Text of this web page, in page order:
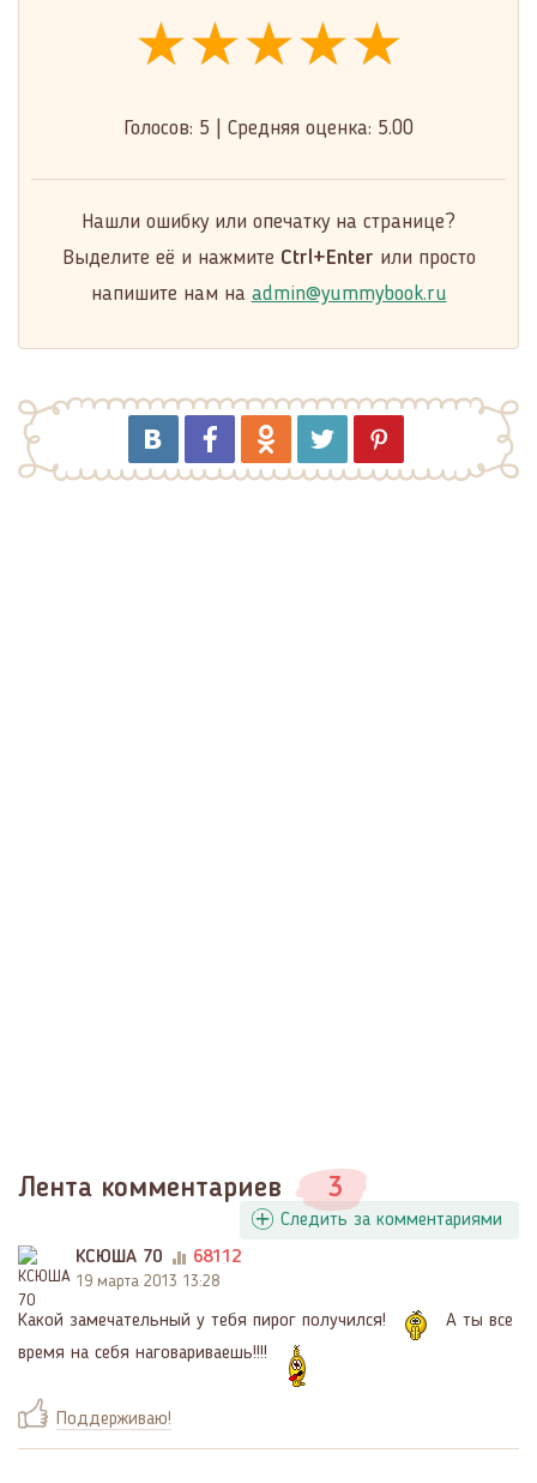
★★★★★
★★★★★
★★★★★
Голосов: 5 Средняя оценка: 5.00
Нашли ошибку или опечатку на странице?
Выделите её и нажмите Ctrl+Enter или просто
напишите нам на admin@yummybook.ru
Лента комментариев 3
Следить за комментариями
КСЮША 70
68112
19 марта 2013 13:28
Какой замечательный у тебя пирог получился!
А ты все
время на себя наговариваешь!!!!
Поддерживаю!